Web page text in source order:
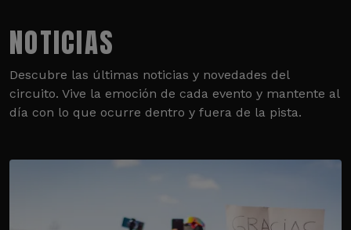
NOTICIAS
Descubre las últimas noticias y novedades del
circuito. Vive la emoción de cada evento y mantente al
día con lo que ocurre dentro y fuera de la pista.